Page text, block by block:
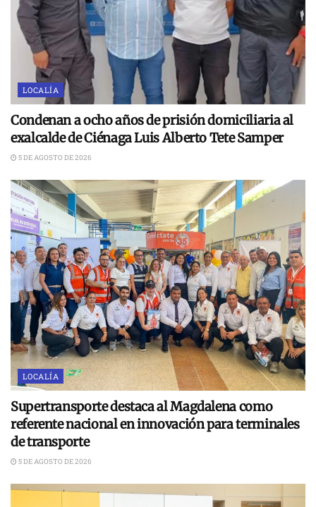
LOCALÍA
Condenan a ocho años de prisión domiciliaria al
exalcalde de Ciénaga Luis Alberto Tete Samper
5 DE AGOSTO DE 2026
LOCALÍA
Supertransporte destaca al Magdalena como
referente nacional en innovación para terminales
de transporte
5 DE AGOSTO DE 2026